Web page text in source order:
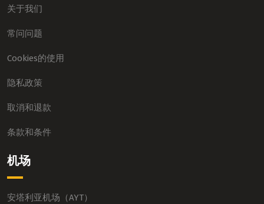
关于我们
常问问题
Cookies的使用
隐私政策
取消和退款
条款和条件
机场
安塔利亚机场（AYT）